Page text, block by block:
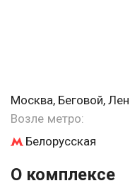
Москва, Беговой,
Возле метро:
Белорусская
О комплексе